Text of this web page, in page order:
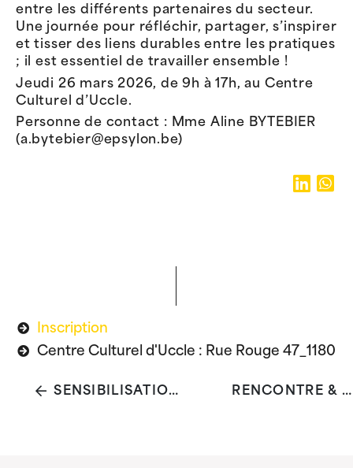
entre les différents partenaires du secteur.
Une journée pour réfléchir, partager, s’inspirer
et tisser des liens durables entre les pratiques
; il est essentiel de travailler ensemble !
Jeudi 26 mars 2026, de 9h à 17h, au Centre
Culturel d’Uccle.
Personne de contact : Mme Aline BYTEBIER
(a.bytebier@epsylon.be)
Inscription
Centre Culturel d'Uccle : Rue Rouge 47_1180
SENSIBILISATION AUX QUESTIONS DE SURENDETTEMENT RENCONTRE & ÉCHANGES | LA PHOBIE SCOLAIRE